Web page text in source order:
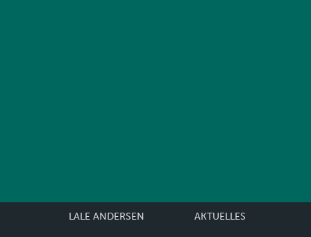
LALE ANDERSEN AKTUELLES